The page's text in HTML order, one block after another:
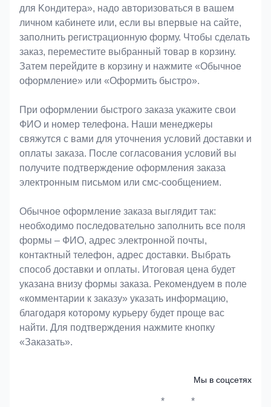
для Koндитeрa», надо авторизоваться в вашем
личном кабинете или, если вы впервые на сайте,
заполнить регистрационную форму. Чтобы сделать
заказ, переместите выбранный товар в корзину.
Затем перейдите в корзину и нажмите «Обычное
оформление» или «Оформить быстро».
При оформлении быстрого заказа укажите свои
ФИО и номер телефона. Наши менеджеры
свяжутся с вами для уточнения условий доставки и
оплаты заказа. После согласования условий вы
получите подтверждение оформления заказа
электронным письмом или смс-сообщением.
Обычное оформление заказа выглядит так:
необходимо последовательно заполнить все поля
формы – ФИО, адрес электронной почты,
контактный телефон, адрес доставки. Выбрать
способ доставки и оплаты. Итоговая цена будет
указана внизу формы заказа. Рекомендуем в поле
«комментарии к заказу» указать информацию,
благодаря которому курьеру будет проще вас
найти. Для подтверждения нажмите кнопку
«Заказать».
Мы в соцсетях
* *